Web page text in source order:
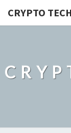
CRYPTO